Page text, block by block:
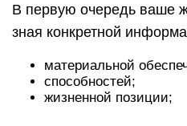
В первую очередь ваше
зная конкретной
материальной
способностей;
жизненной позиции;